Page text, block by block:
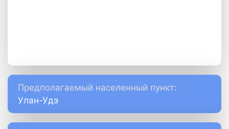
Предполагаемый населенный пункт:
Улан-Удэ